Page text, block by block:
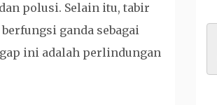
polusi. Selain itu, tabir
ganda sebagai
ini adalah perlindungan